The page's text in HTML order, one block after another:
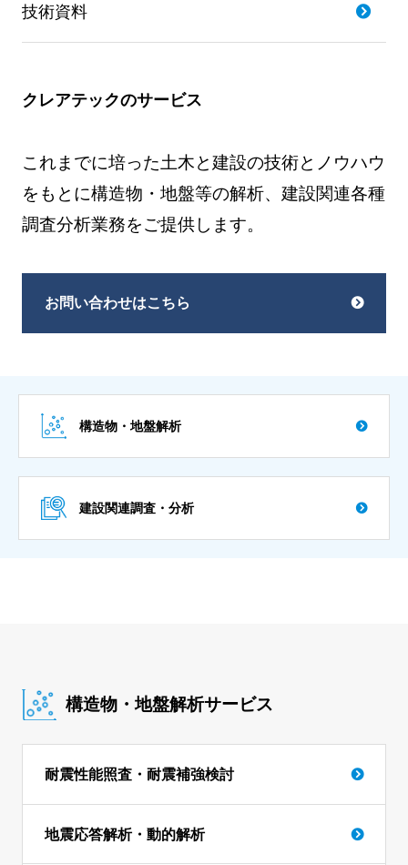
技術資料
クレアテックのサービス
これまでに培った土木と建設の技術とノウハウ
をもとに構造物・地盤等の解析、建設関連各種
調査分析業務をご提供します。
お問い合わせはこちら
構造物・地盤解析
建設関連調査・分析
構造物・地盤解析サービス
耐震性能照査・耐震補強検討
地震応答解析・動的解析